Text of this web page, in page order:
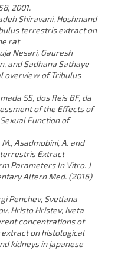
2001.
Shiravani, Hoshmand
terrestris extract on
rat
Nesari, Gauresh
and Sadhana Sathaye –
overview of Tribulus
SS, dos Reis BF, da
of the Effects of
Function of
Asadmobini, A. and
terrestris Extract
Parameters In Vitro. J
Altern Med. (2016)
Penchev, Svetlana
Hristo Hristev, Iveta
concentrations of
on histological
kidneys in japanese